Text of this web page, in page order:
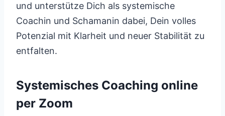
und unterstütze Dich als systemische
Coachin und Schamanin dabei, Dein volles
Potenzial mit Klarheit und neuer Stabilität zu
entfalten.
Systemisches Coaching online
per Zoom